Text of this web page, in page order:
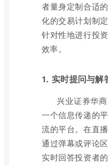
者量身定制合适
化的交易计划制
针对性地进行投
效率。
1. 实时提问与解
兴业证券华
一个信息传递的
流的平台。在直
通过弹幕或评论
实时回答投资者